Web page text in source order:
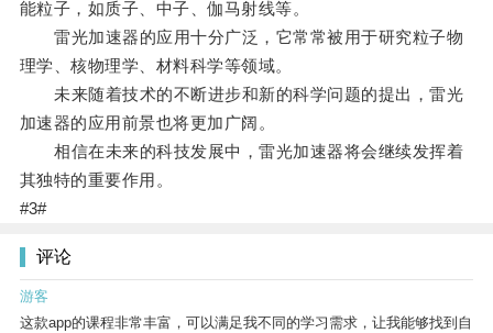
能粒子，如质子、中子、伽马射线等。
雷光加速器的应用十分广泛，它常常被用于研究粒子物
理学、核物理学、材料科学等领域。
未来随着技术的不断进步和新的科学问题的提出，雷光
加速器的应用前景也将更加广阔。
相信在未来的科技发展中，雷光加速器将会继续发挥着
其独特的重要作用。
#3#
评论
游客
这款app的课程非常丰富，可以满足我不同的学习需求，让我能够找到自